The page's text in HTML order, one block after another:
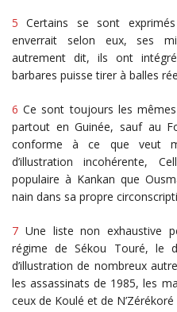
5 Certains se sont
enverrait selon eux, ses
autrement dit, ils ont
barbares puisse tirer à balles
6 Ce sont toujours les
partout en Guinée, sauf au
conforme à ce que veut
d’illustration incohérente,
populaire à Kankan que
nain dans sa propre
7 Une liste non exhaustive
régime de Sékou Touré, le
d’illustration de nombreux
les assassinats de 1985, les
ceux de Koulé et de